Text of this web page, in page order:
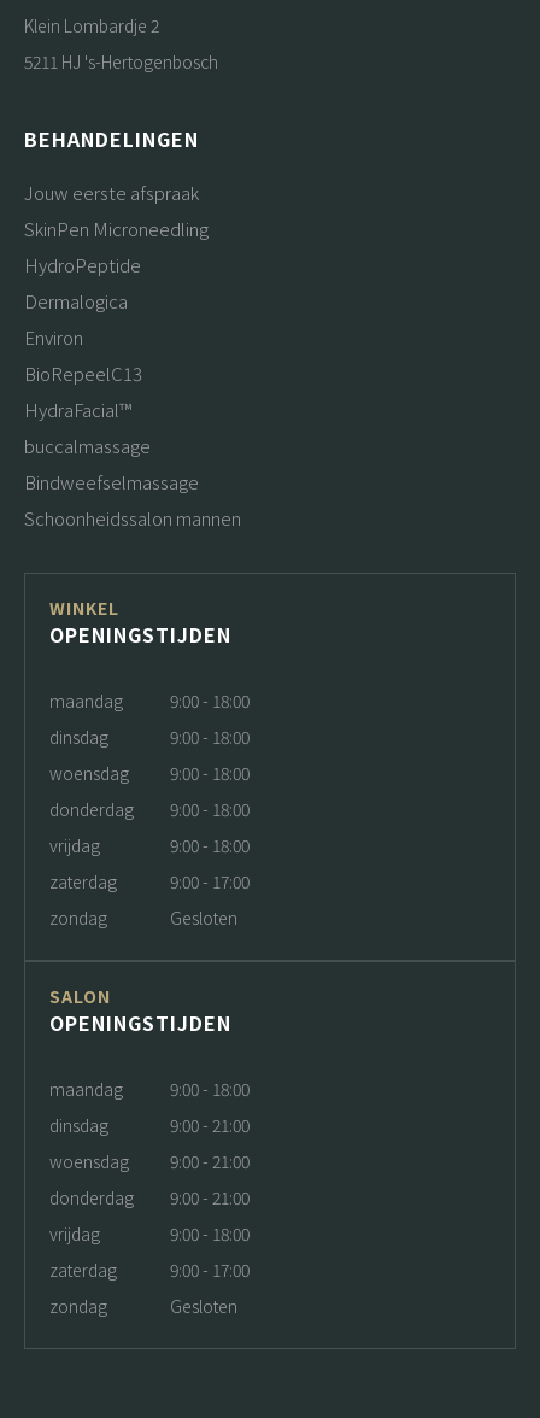
Klein Lombardje 2
5211 HJ 's-Hertogenbosch
BEHANDELINGEN
Jouw eerste afspraak
SkinPen Microneedling
HydroPeptide
Dermalogica
Environ
BioRepeelC13
HydraFacial™
buccalmassage
Bindweefselmassage
Schoonheidssalon mannen
WINKEL
OPENINGSTIJDEN
maandag
9:00 - 18:00
dinsdag
9:00 - 18:00
woensdag
9:00 - 18:00
donderdag
9:00 - 18:00
vrijdag
9:00 - 18:00
zaterdag
9:00 - 17:00
zondag
Gesloten
SALON
OPENINGSTIJDEN
maandag
9:00 - 18:00
dinsdag
9:00 - 21:00
woensdag
9:00 - 21:00
donderdag
9:00 - 21:00
vrijdag
9:00 - 18:00
zaterdag
9:00 - 17:00
zondag
Gesloten